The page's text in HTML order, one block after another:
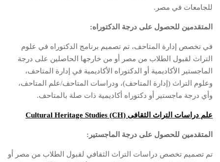
للجامعات في مصر.
المتقدمين للحصول على درجة الدكتوراه:
في تخصص إدارة المتاحف، تم تصميم برنامج الدكتوراه في علوم
التراث لقبول الطلاب من مصر أو من خارجها الحاصلين على درجة
الماجستير الأكاديمية أو الدكتوراه الأكاديمية في إدارة المتاحف،
وعلوم التراث (إدارة المتاحف)، ودراسات المتاحف/علم المتاحف،
وأي درجة ماجستير أو دكتوراه أكاديمية ذات صلة بالمتاحف.
علم دراسات التراث الثقافى Cultural Heritage Studies (CH)
المتقدمين للحصول على درجة الماجستير:
تم تصميم تخصص دراسات التراث الثقافي لقبول الطلاب من مصر أو